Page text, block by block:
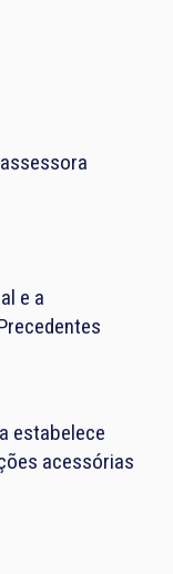
e a
estabelece
acessórias